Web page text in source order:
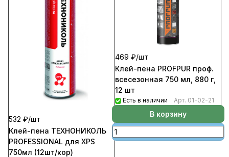
532 ₽/шт
Клей-пена ТЕХНОНИКОЛЬ
PROFESSIONAL для XPS
750мл (12шт/кор)
469 ₽/шт
Клей-пена PROFPUR проф.
всесезонная 750 мл, 880 г,
12 шт
Есть в наличии Арт. 01-02-21
В корзину